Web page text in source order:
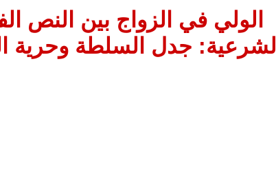
الولي في الزواج بين النص
الشرعية: جدل السلطة وحرية